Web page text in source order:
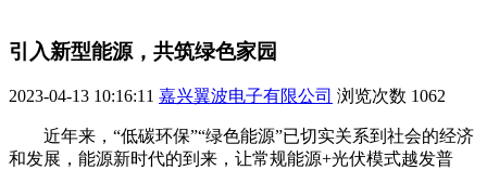
引入新型能源，共筑绿色家园
2023-04-13 10:16:11 嘉兴翼波电子有限公司 浏览次数 1062
近年来，“低碳环保”“绿色能源”已切实关系到社会的经济
和发展，能源新时代的到来，让常规能源+光伏模式越发普